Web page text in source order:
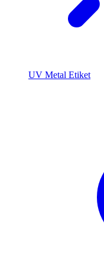
UV Metal Etiket